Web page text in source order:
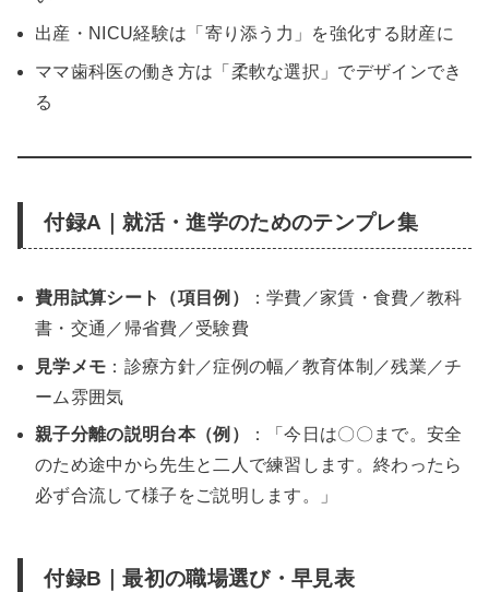
出産・NICU経験は「寄り添う力」を強化する財産に
ママ歯科医の働き方は「柔軟な選択」でデザインでき
る
付録A｜就活・進学のためのテンプレ集
費用試算シート（項目例）
：学費／家賃・食費／教科
書・交通／帰省費／受験費
見学メモ ：診療方針／症例の幅／教育体制／残業／チ
ーム雰囲気
親子分離の説明台本（例）
：「今日は〇〇まで。安全
のため途中から先生と二人で練習します。終わったら
必ず合流して様子をご説明します。」
付録B｜最初の職場選び・早見表